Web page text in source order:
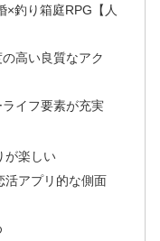
×釣り箱庭RPG【人
高い良質なアク
イフ要素が充実
が楽しい
活アプリ的な側面